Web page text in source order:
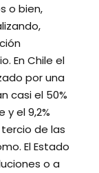
o bien,
En Chile el
por una
casi el 50%
el 9,2%
de las
El Estado
o a